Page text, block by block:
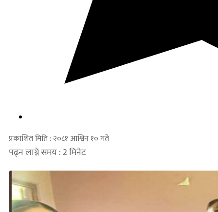
प्रकाशित मिति : २०८१ आश्विन १० गते
पढ्न लाग्ने समय : 2 मिनेट